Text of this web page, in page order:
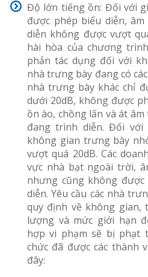
Độ lớn tiếng ồn: Đối với
được phép biểu diễn,
diễn không được vượt
hài hòa của chương
phản tác dụng đối với
nhà trưng bày đang có
nhà trưng bày khác chỉ
dưới 20dB, không được
ồn ào, chồng lấn và át
đang trình diễn. Đối với
không gian trưng bày
vượt quá 20dB. Các
vực nhà bạt ngoài trời,
nhưng cũng không
diễn. Yêu cầu các nhà
quy định về không
lượng và mức giới hạn
hợp vi phạm sẽ bị phạt
chức đã được các thành
đây: